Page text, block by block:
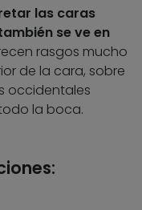
las caras
se ve en
rasgos mucho
de la cara, sobre
occidentales
la boca.